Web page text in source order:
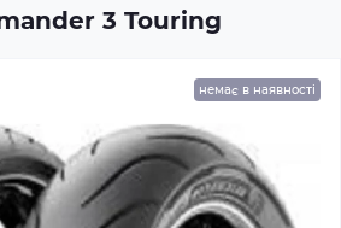
3 Touring
немає в наявності